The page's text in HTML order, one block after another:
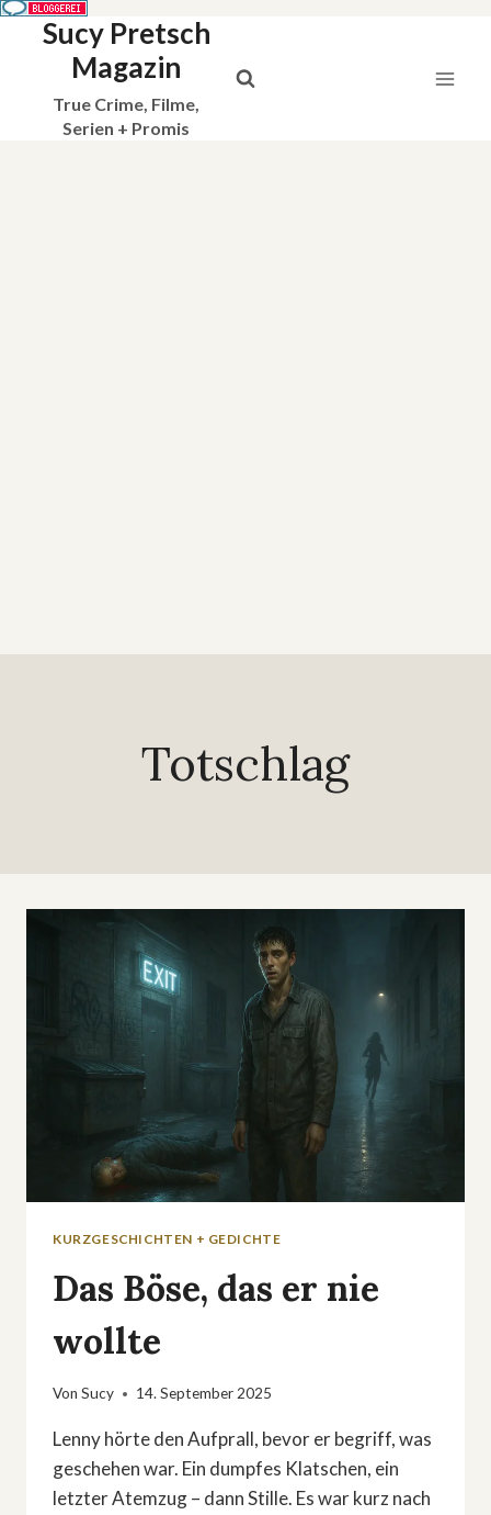
Sucy Pretsch
Magazin
True Crime, Filme,
Serien + Promis
Totschlag
KURZGESCHICHTEN + GEDICHTE
Das Böse, das er nie
wollte
Von Sucy 14. September 2025
Lenny hörte den Aufprall, bevor er begriff, was
geschehen war. Ein dumpfes Klatschen, ein
letzter Atemzug – dann Stille. Es war kurz nach